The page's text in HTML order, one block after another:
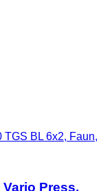
TGS BL 6x2, Faun,
Vario Press,